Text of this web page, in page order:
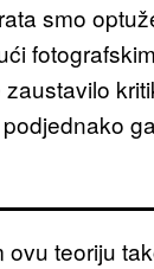
smo
teoriju